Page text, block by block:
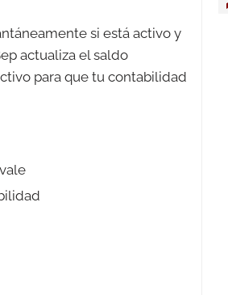
si está activo y
actualiza el saldo
para que tu contabilidad